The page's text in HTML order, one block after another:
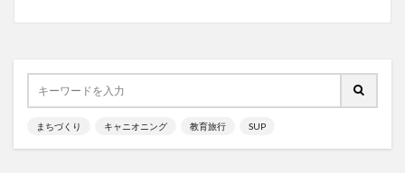
まちづくり キャニオニング 教育旅行 SUP